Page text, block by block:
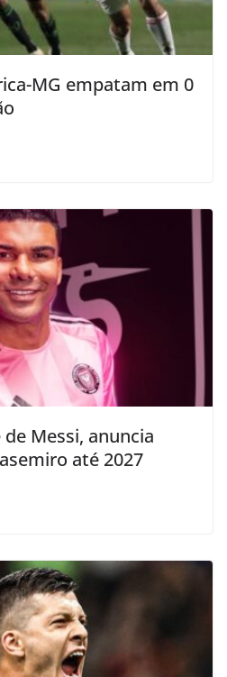
MG empatam em 0
Messi, anuncia
até 2027